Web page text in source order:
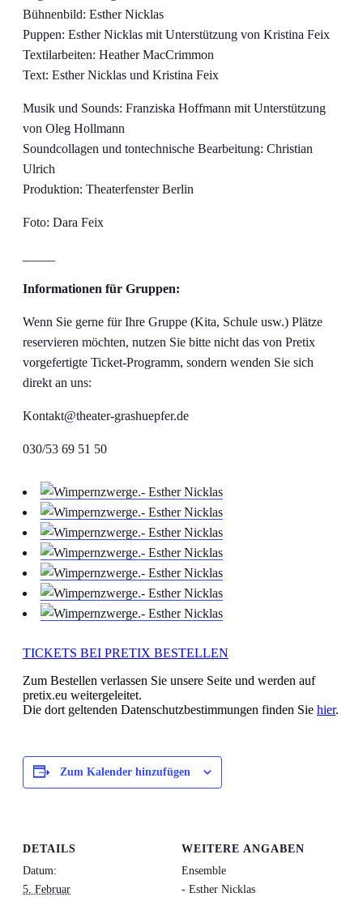
Bühnenbild: Esther Nicklas
Puppen: Esther Nicklas mit Unterstützung von Kristina Feix
Textilarbeiten: Heather MacCrimmon
Text: Esther Nicklas und Kristina Feix
Musik und Sounds: Franziska Hoffmann mit Unterstützung
von Oleg Hollmann
Soundcollagen und tontechnische Bearbeitung: Christian
Ulrich
Produktion: Theaterfenster Berlin
Foto: Dara Feix
Informationen für Gruppen:
Wenn Sie gerne für Ihre Gruppe (Kita, Schule usw.) Plätze
reservieren möchten, nutzen Sie bitte nicht das von Pretix
vorgefertigte Ticket-Programm, sondern wenden Sie sich
direkt an uns:
Kontakt@theater-grashuepfer.de
030/53 69 51 50
TICKETS BEI PRETIX BESTELLEN
Zum Bestellen verlassen Sie unsere Seite und werden auf
pretix.eu weitergeleitet.
Die dort geltenden Datenschutzbestimmungen finden Sie hier.
Zum Kalender hinzufügen
DETAILS
Datum:
5. Februar
WEITERE ANGABEN
Ensemble
- Esther Nicklas